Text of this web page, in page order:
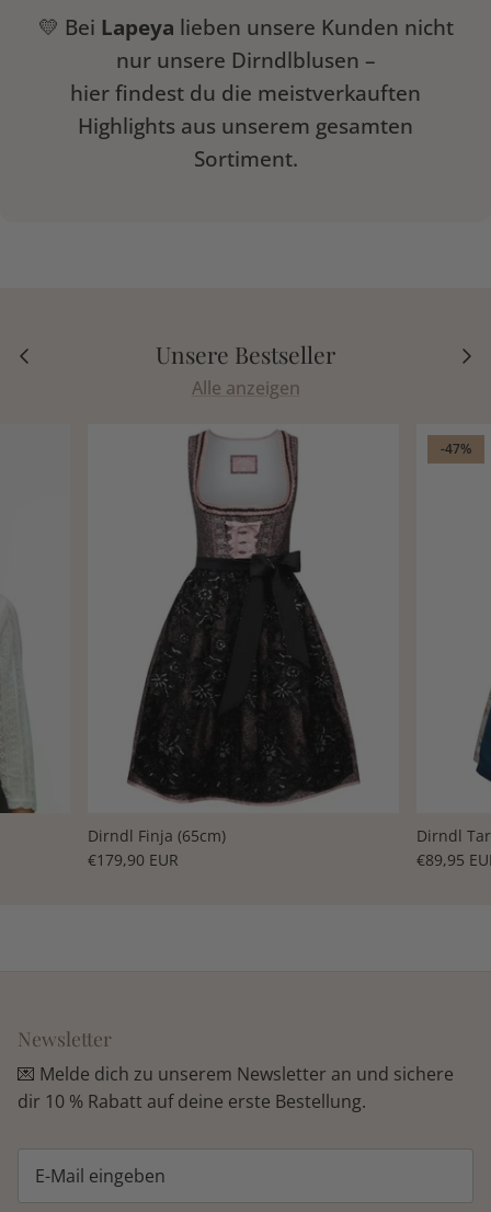
💛 Bei Lapeya lieben unsere Kunden nicht
nur unsere Dirndlblusen –
hier findest du die meistverkauften
Highlights aus unserem gesamten
Sortiment.
Unsere Bestseller
Alle anzeigen
Dirndl Finja (65cm)
€179,90 EUR
-47%
Dirndl
€89,95
Newsletter
💌 Melde dich zu unserem Newsletter an und sichere
dir 10 % Rabatt auf deine erste Bestellung.